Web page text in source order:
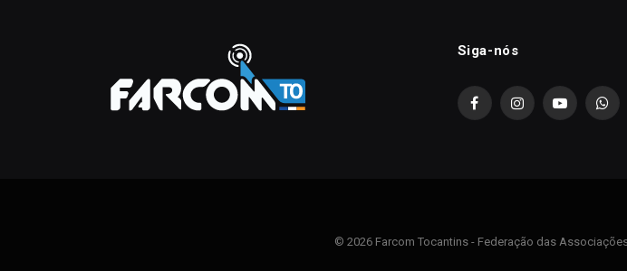
Siga-nós
FacebookInstagramYouTube
© 2026 Farcom Tocantins - Federação das